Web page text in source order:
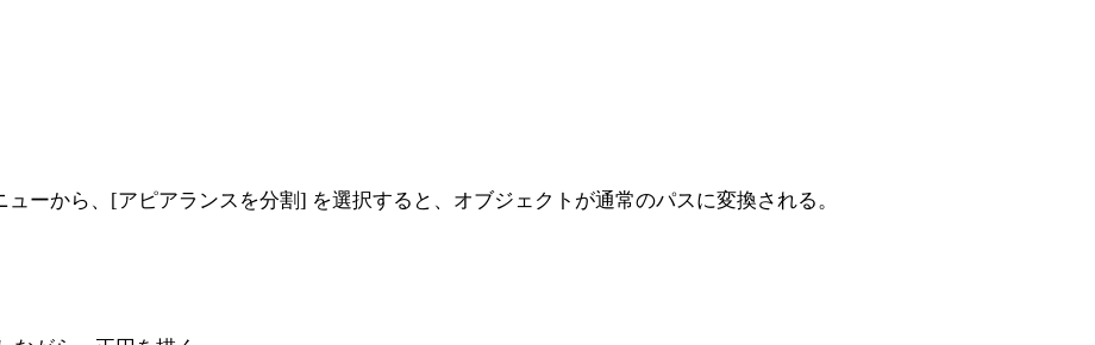
ーから、[アピアランスを分割] を選択すると、オブジェクトが通常のパスに変換される。